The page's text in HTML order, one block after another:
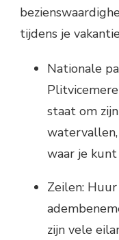
tijdens je
Nationale
staat om
waar je
Zeilen:
zijn vele